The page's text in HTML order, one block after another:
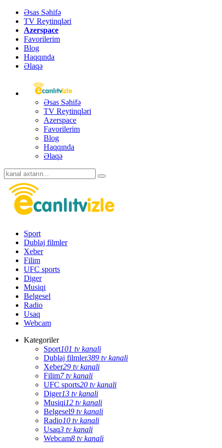
Əsas Səhifə
TV Reytinqləri
Azerspace
Favorilerim
Blog
Haqqında
Əlaqə
Əsas Səhifə
TV Reytinqləri
Azerspace
Favorilerim
Blog
Haqqında
Əlaqə
Sport
Dublaj filmler
Xeber
Filim
UFC sports
Diger
Musiqi
Belgesel
Radio
Usaq
Webcam
Kategoriler
Sport101 tv kanali
Dublaj filmler389 tv kanali
Xeber29 tv kanali
Filim7 tv kanali
UFC sports20 tv kanali
Diger13 tv kanali
Musiqi12 tv kanali
Belgesel9 tv kanali
Radio10 tv kanali
Usaq3 tv kanali
Webcam8 tv kanali